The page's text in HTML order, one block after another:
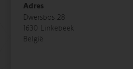
Adres
Dwersbos 28
1630 Linkebeek
België